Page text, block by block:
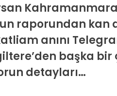
raporundan kan
anını
başka
detayları…